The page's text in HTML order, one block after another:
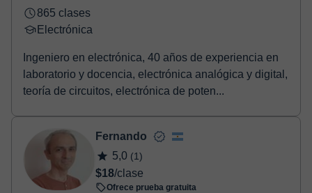
865 clases
Electrónica
Ingeniero en electrónica, 40 años de experiencia en
laboratorio y docencia, electrónica analógica y digital,
teoría de circuitos, electrónica de poten...
Fernando
5,0 (1)
$18/clase
Ofrece prueba gratuita